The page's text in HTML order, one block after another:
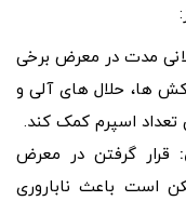
مدت در معرض برخی
ها، حلال های آلی و
اسپرم کمک کند.
قرار گرفتن در معرض
است باعث ناباروری